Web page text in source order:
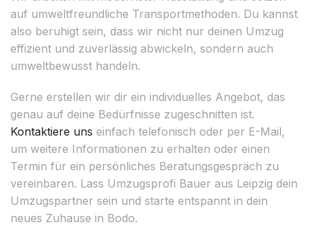
auf umweltfreundliche Transportmethoden. Du kannst
also beruhigt sein, dass wir nicht nur deinen Umzug
effizient und zuverlässig abwickeln, sondern auch
umweltbewusst handeln.
Gerne erstellen wir dir ein individuelles Angebot, das
genau auf deine Bedürfnisse zugeschnitten ist.
Kontaktiere uns einfach telefonisch oder per E-Mail,
um weitere Informationen zu erhalten oder einen
Termin für ein persönliches Beratungsgespräch zu
vereinbaren. Lass Umzugsprofi Bauer aus Leipzig dein
Umzugspartner sein und starte entspannt in dein
neues Zuhause in Bodo.